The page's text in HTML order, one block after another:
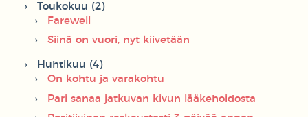
Toukokuu (2)
Farewell
Siinä on vuori, nyt kiivetään
Huhtikuu (4)
On kohtu ja varakohtu
Pari sanaa jatkuvan kivun lääkehoidosta